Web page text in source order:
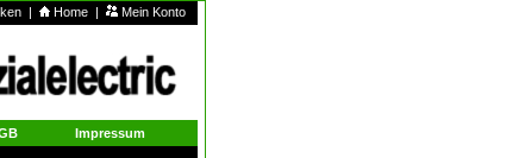
| Home | Mein Konto
Impressum